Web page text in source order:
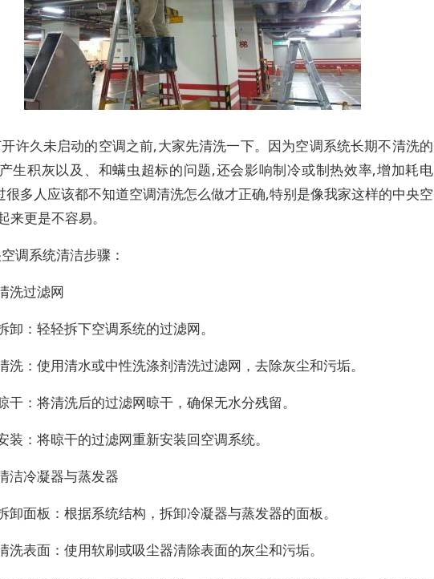
许久未启动的空调之前,大家先清洗一下。因为空调系统长期不清洗的
生积灰以及、和螨虫超标的问题,还会影响制冷或制热效率,增加耗电
很多人应该都不知道空调清洗怎么做才正确,特别是像我家这样的中央空
来更是不容易。
调系统清洁步骤：
洗过滤网
卸：轻轻拆下空调系统的过滤网。
洗：使用清水或中性洗涤剂清洗过滤网，去除灰尘和污垢。
干：将清洗后的过滤网晾干，确保无水分残留。
装：将晾干的过滤网重新安装回空调系统。
洁冷凝器与蒸发器
卸面板：根据系统结构，拆卸冷凝器与蒸发器的面板。
洗表面：使用软刷或吸尘器清除表面的灰尘和污垢。